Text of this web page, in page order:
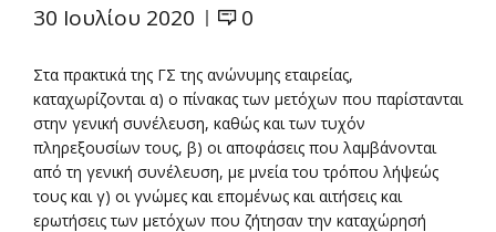
30 Ιουλίου 2020 0
Στα πρακτικά της ΓΣ της ανώνυμης εταιρείας,
καταχωρίζονται α) ο πίνακας των μετόχων που παρίστανται
στην γενική συνέλευση, καθώς και των τυχόν
πληρεξουσίων τους, β) οι αποφάσεις που λαμβάνονται
από τη γενική συνέλευση, με μνεία του τρόπου λήψεώς
τους και γ) οι γνώμες και επομένως και αιτήσεις και
ερωτήσεις των μετόχων που ζήτησαν την καταχώρησή